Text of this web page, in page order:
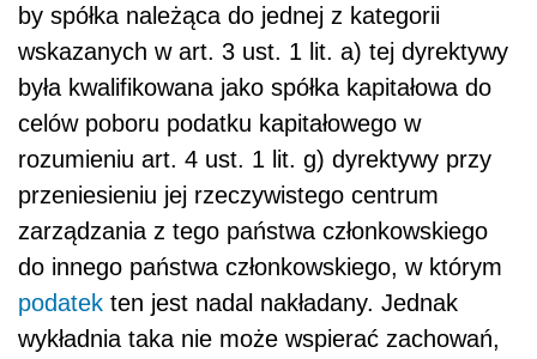
by spółka należąca do jednej z kategorii
wskazanych w art. 3 ust. 1 lit. a) tej dyrektywy
była kwalifikowana jako spółka kapitałowa do
celów poboru podatku kapitałowego w
rozumieniu art. 4 ust. 1 lit. g) dyrektywy przy
przeniesieniu jej rzeczywistego centrum
zarządzania z tego państwa członkowskiego
do innego państwa członkowskiego, w którym
podatek ten jest nadal nakładany. Jednak
wykładnia taka nie może wspierać zachowań,